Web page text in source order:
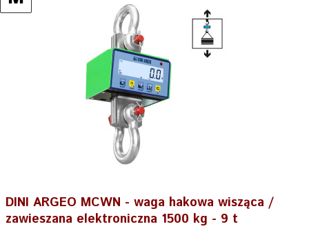
DINI ARGEO MCWN - waga hakowa wisząca /
zawieszana elektroniczna 1500 kg - 9 t